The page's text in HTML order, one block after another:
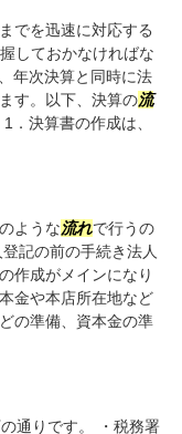
でを迅速に対応する
しておかなければな
年次決算と同時に法
す。以下、決算の流
．決算書の作成は、
ような流れで行うの
記の前の手続き法人
作成がメインになり
金や本店所在地など
の準備、資本金の準
通りです。 ・税務署